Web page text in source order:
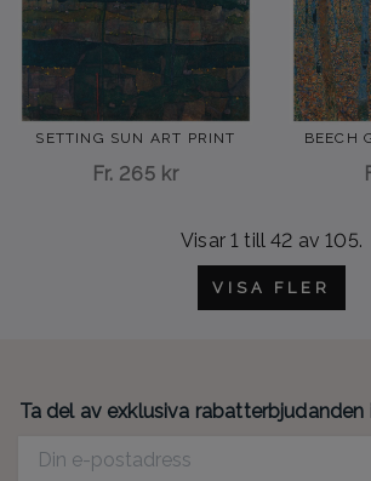
SETTING SUN ART PRINT
Fr. 265 kr
BEECH
Visar 1 till42 av 105.
VISA FLER
Ta del av exklusiva rabatterbjudanden